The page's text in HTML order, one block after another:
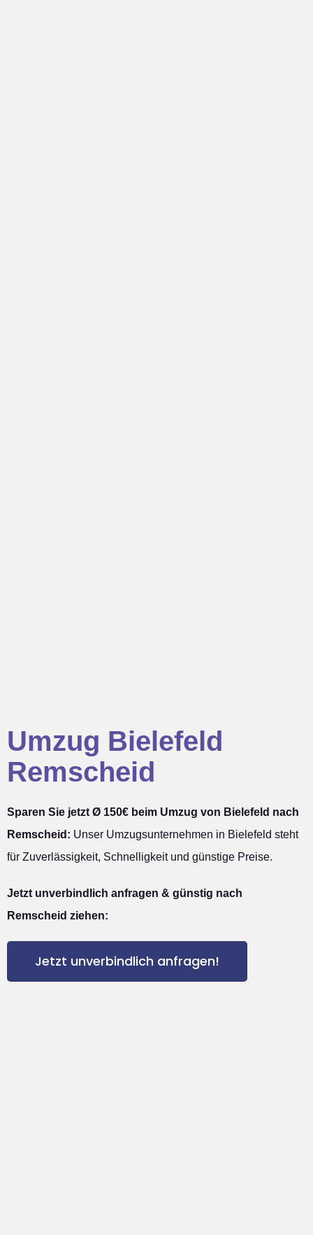
Umzug Bielefeld
Remscheid
Sparen Sie jetzt Ø 150€ beim Umzug von Bielefeld nach
Remscheid: Unser Umzugsunternehmen in Bielefeld steht
für Zuverlässigkeit, Schnelligkeit und günstige Preise.
Jetzt unverbindlich anfragen & günstig nach
Remscheid ziehen:
Jetzt unverbindlich anfragen!